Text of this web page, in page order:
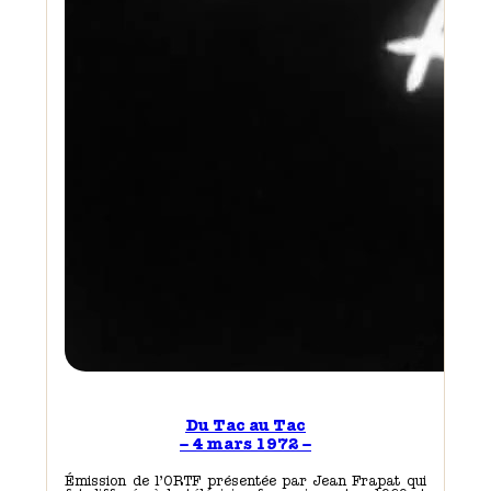
Du Tac au Tac
– 4 mars 1972 –
Émission de l’ORTF présentée par Jean Frapat qui